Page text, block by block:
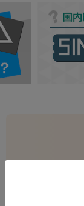
発売日
各項目のチェックボックスは
ただし機能別のみ「and検索